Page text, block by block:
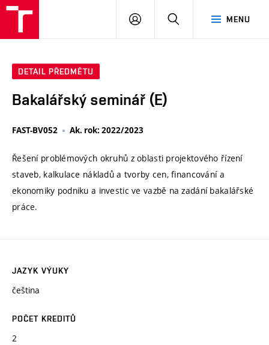
MENU
PŘIHLÁSIT
DETAIL PŘEDMĚTU
Bakalářský seminář (E)
FAST-BV052 Ak. rok: 2022/2023
Řešení problémových okruhů z oblasti projektového řízení
staveb, kalkulace nákladů a tvorby cen, financování a
ekonomiky podniku a investic ve vazbě na zadání bakalářské
práce.
JAZYK VÝUKY
čeština
POČET KREDITŮ
2